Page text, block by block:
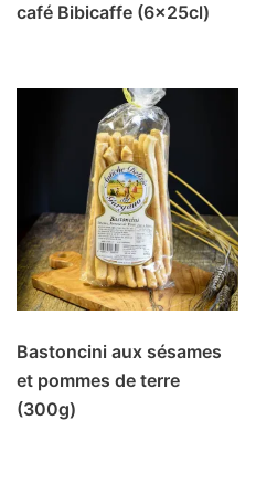
café Bibicaffe (6x25cl)
Bastoncini aux sésames
et pommes de terre
(300g)